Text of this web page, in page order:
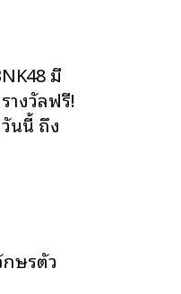
มี
างวัลฟรี!
นนี้ ถึง
ษรตัว